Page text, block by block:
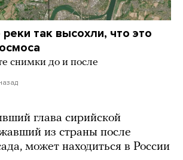
так высохли, что это
снимки до и после
глава сирийской
из страны после
может находиться в России